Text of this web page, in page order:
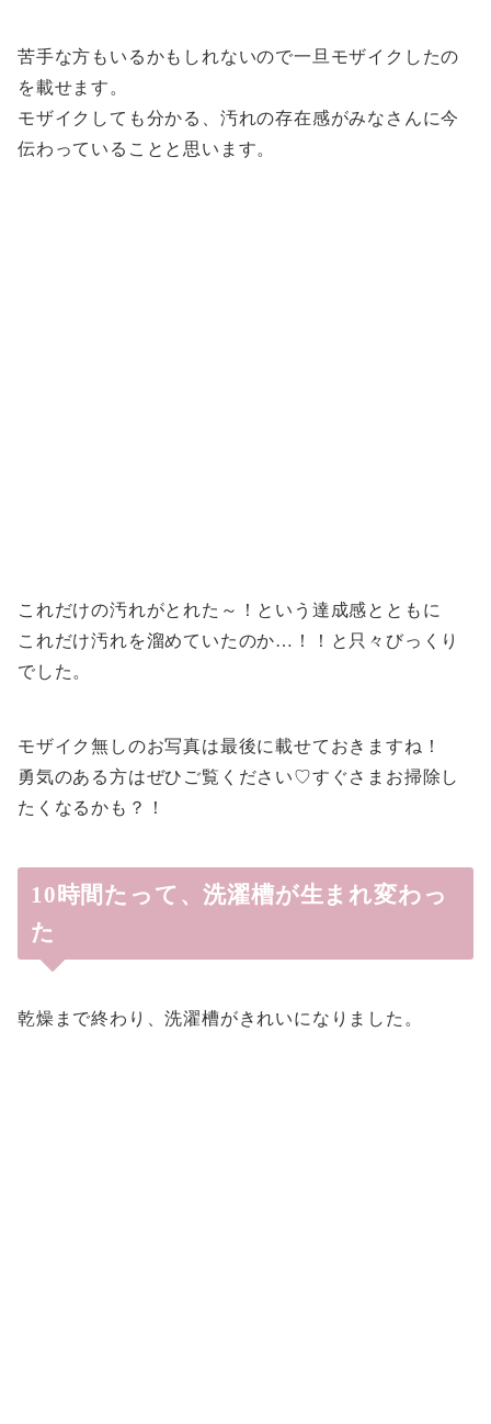
苦手な方もいるかもしれないので一旦モザイクしたの
を載せます。
モザイクしても分かる、汚れの存在感がみなさんに今
伝わっていることと思います。
これだけの汚れがとれた～！という達成感とともに
これだけ汚れを溜めていたのか…！！と只々びっくり
でした。
モザイク無しのお写真は最後に載せておきますね！
勇気のある方はぜひご覧ください♡すぐさまお掃除し
たくなるかも？！
10時間たって、洗濯槽が生まれ変わっ
た
乾燥まで終わり、洗濯槽がきれいになりました。